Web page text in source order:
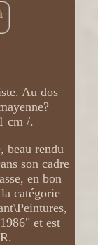
Au dos
cm /.
beau rendu
son cadre
en bon
catégorie
et est